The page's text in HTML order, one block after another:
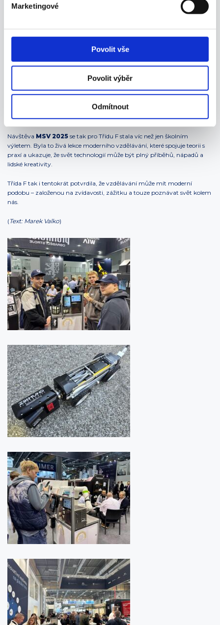
Marketingové
Povolit vše
Povolit výběr
Odmítnout
Návštěva MSV 2025 se tak pro Třídu F stala víc než jen školním
výletem. Byla to živá lekce moderního vzdělávání, které spojuje teorii s
praxí a ukazuje, že svět technologií může být plný příběhů, nápadů a
lidské kreativity.
Třída F tak i tentokrát potvrdila, že vzdělávání může mít moderní
podobu – založenou na zvídavosti, zážitku a touze poznávat svět kolem
nás.
( Text: Marek Valko)